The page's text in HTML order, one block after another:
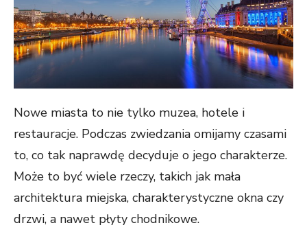
Nowe miasta to nie tylko muzea, hotele i
restauracje. Podczas zwiedzania omijamy czasami
to, co tak naprawdę decyduje o jego charakterze.
Może to być wiele rzeczy, takich jak mała
architektura miejska, charakterystyczne okna czy
drzwi, a nawet płyty chodnikowe.